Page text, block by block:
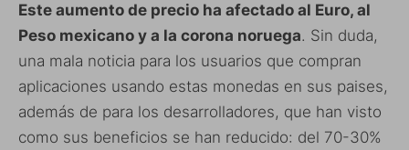
Este aumento de precio ha afectado al Euro, al
Peso mexicano y a la corona noruega. Sin duda,
una mala noticia para los usuarios que compran
aplicaciones usando estas monedas en sus paises,
además de para los desarrolladores, que han visto
como sus beneficios se han reducido: del 70-30%